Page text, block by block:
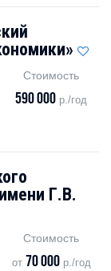
Стоимость
590 000 р./год
Г.В.
Стоимость
от 70 000р./год